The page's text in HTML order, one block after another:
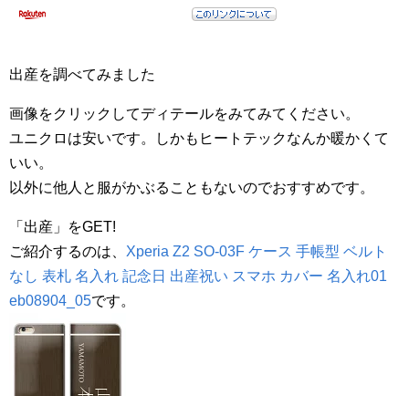
出産を調べてみました
画像をクリックしてディテールをみてみてください。
ユニクロは安いです。しかもヒートテックなんか暖かくて
いい。
以外に他人と服がかぶることもないのでおすすめです。
「出産」をGET!
ご紹介するのは、 Xperia Z2 SO-03F ケース 手帳型 ベルト
なし 表札 名入れ 記念日 出産祝い スマホ カバー 名入れ01
eb08904_05です。